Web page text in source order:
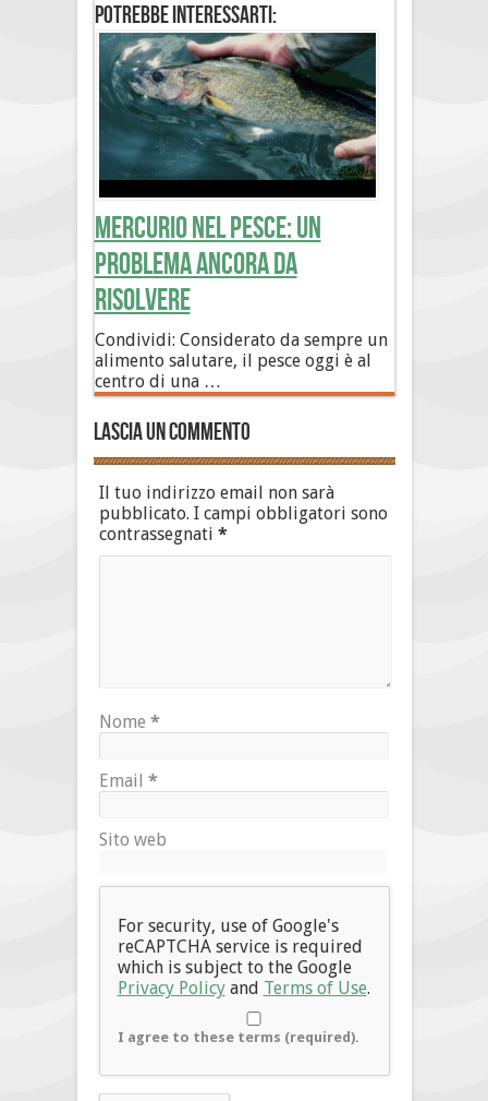
Potrebbe interessarti:
Mercurio nel pesce: un
problema ancora da
risolvere
Condividi: Considerato da sempre un
alimento salutare, il pesce oggi è al
centro di una …
Lascia un commento
Il tuo indirizzo email non sarà
pubblicato. I campi obbligatori sono
contrassegnati *
Nome *
Email *
Sito web
For security, use of Google's
reCAPTCHA service is required
which is subject to the Google
Privacy Policyand Terms of Use.
I agree to these terms (required).